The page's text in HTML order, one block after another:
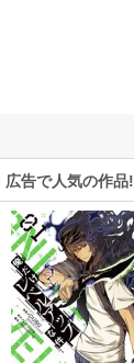
広告で人気の作品!